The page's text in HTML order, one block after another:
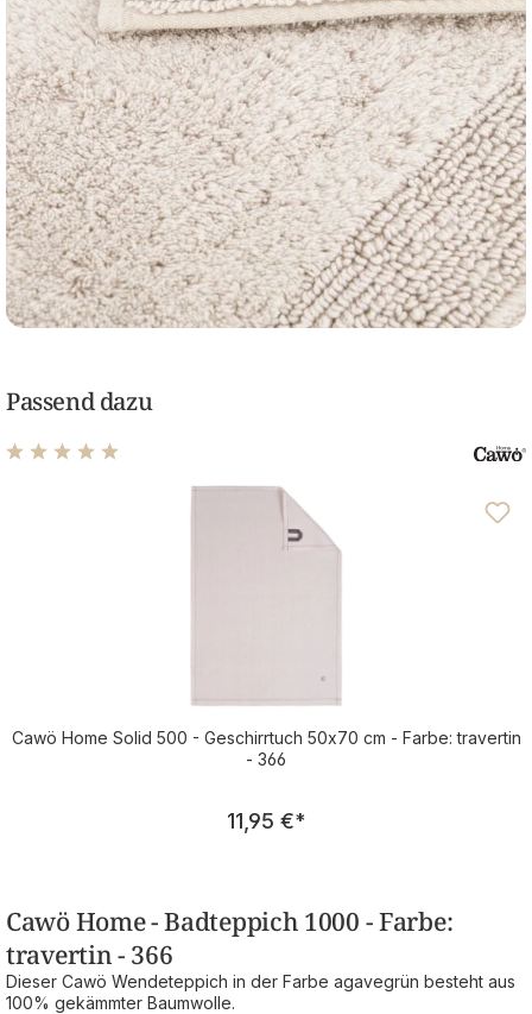
Passend dazu
Durchschnittliche Bewertung von 5 von 5 Sternen
Cawö Home Solid 500 - Geschirrtuch 50x70 cm - Farbe: travertin
- 366
Regulärer Preis:
11,95 €*
Cawö Home - Badteppich 1000 - Farbe:
travertin - 366
Dieser Cawö Wendeteppich in der Farbe agavegrün besteht aus
100% gekämmter Baumwolle.